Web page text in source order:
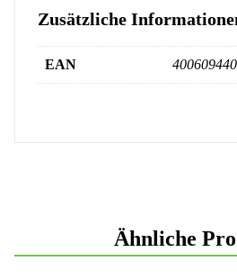
Zusätzliche
EAN
Ähnliche